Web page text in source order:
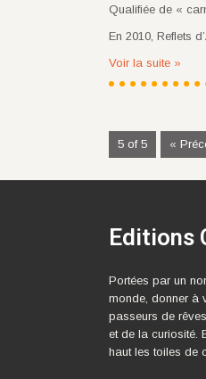
Qualifiée de «
En 2010, Reflets
Voir la suite »
5 of 5 «
Editions
Portées par un
monde, donner à
passeurs de
et de la curiosité.
haut les toiles de